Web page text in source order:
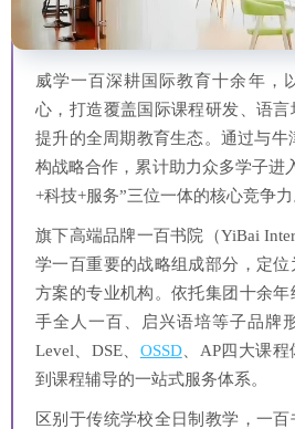
威学一百深耕国际教育十余年，
心，打造覆盖国际课程研发、语
提升的全周期教育生态。通过与
构战略合作，累计助力众多学子进
+科技+服务”三位一体的核心竞争力
旗下高端品牌一百书院（YiBai
学一百重要的战略组成部分，定
方案的专业机构。依托集团十余
手全人一百、启兴语培等子品牌
Level、DSE、 OSSD、AP四大课程
到课程辅导的一站式服务体系。
区别于传统学校全日制教学，一